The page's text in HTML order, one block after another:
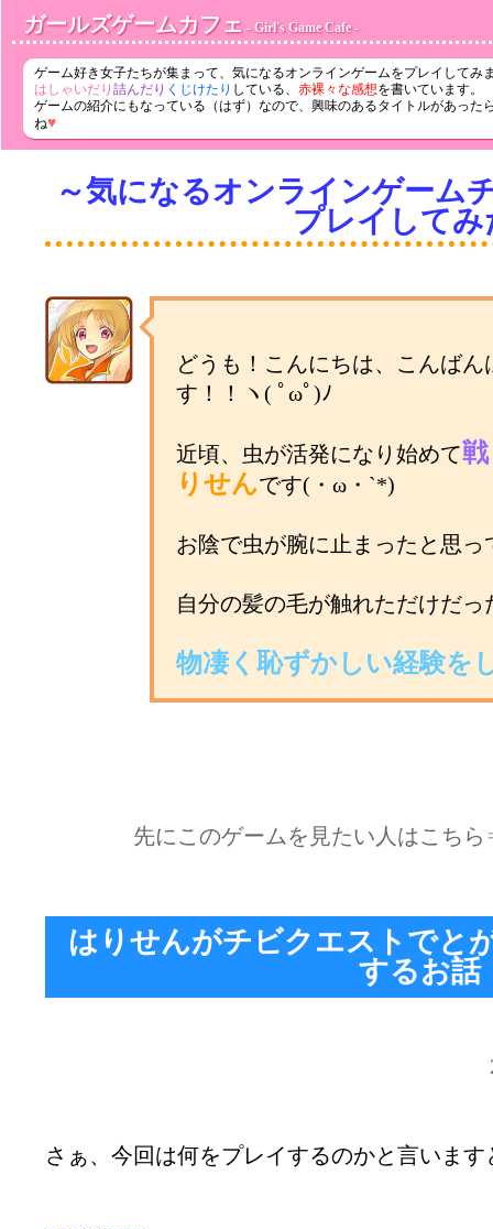
ガールズゲームカフェ - Girl's Game Cafe -
ゲーム好き女子たちが集まって、気になるオンラインゲームをプレイしてみ
はしゃいだり 詰んだり くじけたり している、 赤裸々な感想を書いています。
ゲームの紹介にもなっている（はず）なので、興味のあるタイトルがあった
ね♥
～気になるオンラインゲーム
プレイしてみ
どうも！こんにちは、こんば
す！！ヽ( ﾟωﾟ)ﾉ
近頃、虫が活発になり始めて
りせんです(・ω・`*)
お陰で虫が腕に止まったと思
自分の髪の毛が触れただけだっ
物凄く恥ずかしい経験を
先にこのゲームを見たい人はこ
はりせんがチビクエストでと
するお話
さぁ、今回は何をプレイするのかと言います